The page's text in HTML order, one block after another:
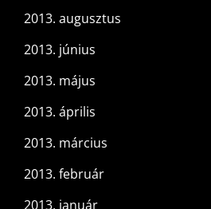
2013. augusztus
2013. június
2013. május
2013. április
2013. március
2013. február
2013. január